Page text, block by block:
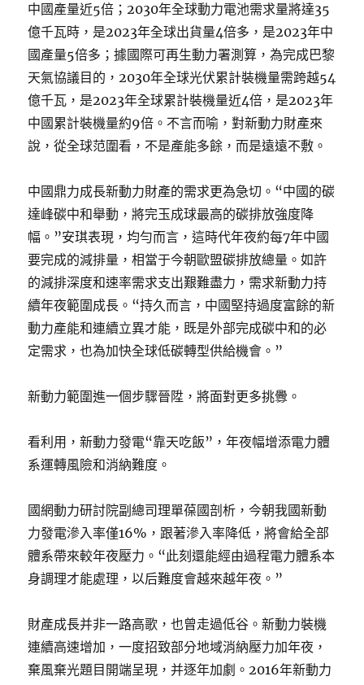
中國產量近5倍；2030年全球動力電池需求量將達35
億千瓦時，是2023年全球出貨量4倍多，是2023年中
國產量5倍多；據國際可再生動力署測算，為完成巴黎
天氣協議目的，2030年全球光伏累計裝機量需跨越54
億千瓦，是2023年全球累計裝機量近4倍，是2023年
中國累計裝機量約9倍。不言而喻，對新動力財產來
說，從全球范圍看，不是產能多餘，而是遠遠不敷。
中國鼎力成長新動力財產的需求更為急切。“中國的碳
達峰碳中和舉動，將完玉成球最高的碳排放強度降
幅。”安琪表現，均勻而言，這時代年夜約每7年中國
要完成的減排量，相當于今朝歐盟碳排放總量。如許
的減排深度和速率需求支出艱難盡力，需求新動力持
續年夜範圍成長。“持久而言，中國堅持過度富餘的新
動力產能和連續立異才能，既是外部完成碳中和的必
定需求，也為加快全球低碳轉型供給機會。”
新動力範圍進一個步驟晉陞，將面對更多挑釁。
看利用，新動力發電“靠天吃飯”，年夜幅增添電力體
系運轉風險和消納難度。
國網動力研討院副總司理單葆國剖析，今朝我國新動
力發電滲入率僅16%，跟著滲入率降低，將會給全部
體系帶來較年夜壓力。“此刻還能經由過程電力體系本
身調理才能處理，以后難度會越來越年夜。”
財產成長并非一路高歌，也曾走過低谷。新動力裝機
連續高速增加，一度招致部分地域消納壓力加年夜，
棄風棄光題目開端呈現，并逐年加劇。2016年新動力